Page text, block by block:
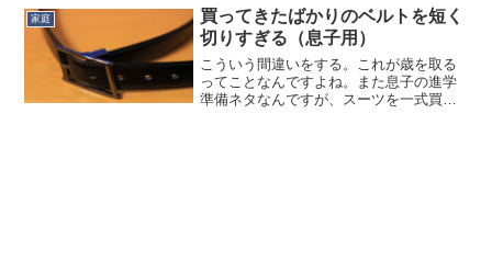
ましたが、やはり都度契約は面倒なよう
で、乗らなくなりま...
家庭
買ってきたばかりのベルトを短く
切りすぎる（息子用）
こういう間違いをする。これが歳を取る
ってことなんですよね。また息子の進学
準備ネタなんですが、スーツを一式買い